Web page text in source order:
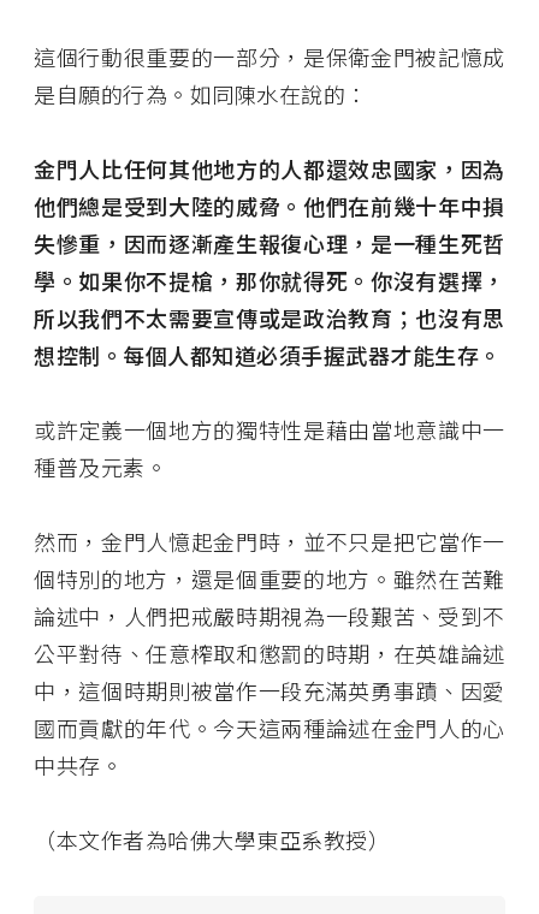
這個行動很重要的一部分，是保衛金門被記憶成
是自願的行為。如同陳水在說的：
金門人比任何其他地方的人都還效忠國家，因為
他們總是受到大陸的威脅。他們在前幾十年中損
失慘重，因而逐漸產生報復心理，是一種生死哲
學。如果你不提槍，那你就得死。你沒有選擇，
所以我們不太需要宣傳或是政治教育；也沒有思
想控制。每個人都知道必須手握武器才能生存。
或許定義一個地方的獨特性是藉由當地意識中一
種普及元素。
然而，金門人憶起金門時，並不只是把它當作一
個特別的地方，還是個重要的地方。雖然在苦難
論述中，人們把戒嚴時期視為一段艱苦、受到不
公平對待、任意榨取和懲罰的時期，在英雄論述
中，這個時期則被當作一段充滿英勇事蹟、因愛
國而貢獻的年代。今天這兩種論述在金門人的心
中共存。
（本文作者為哈佛大學東亞系教授）